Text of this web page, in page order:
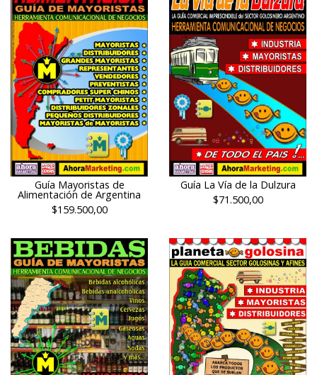
Guía Mayoristas de
Alimentación de Argentina
$159.500,00
Guía La Vía de la Dulzura
$71.500,00